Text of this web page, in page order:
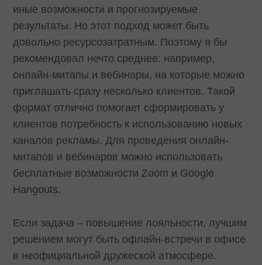
иные возможности и прогнозируемые
результаты. Но этот подход может быть
довольно ресурсозатратным. Поэтому я бы
рекомендовал нечто среднее: например,
онлайн-митапы и вебинары, на которые можно
приглашать сразу несколько клиентов. Такой
формат отлично помогает сформировать у
клиентов потребность к использованию новых
каналов рекламы. Для проведения онлайн-
митапов и вебинаров можно использовать
бесплатные возможности Zoom и Google
Hangouts.
Если задача – повышение лояльности, лучшим
решением могут быть офлайн-встречи в офисе
в неофициальной дружеской атмосфере.